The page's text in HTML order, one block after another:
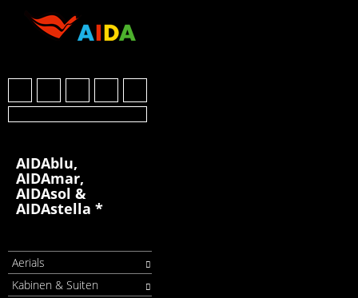
AIDAblu,
AIDAmar,
AIDAsol &
AIDAstella *
Aerials
Kabinen & Suiten